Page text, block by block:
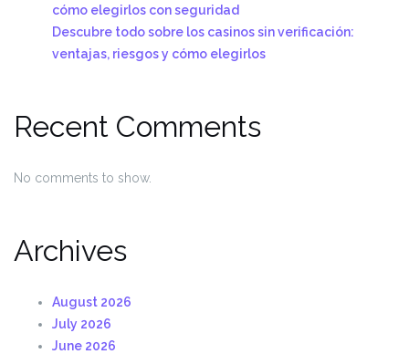
cómo elegirlos con seguridad
Descubre todo sobre los casinos sin verificación:
ventajas, riesgos y cómo elegirlos
Recent Comments
No comments to show.
Archives
August 2026
July 2026
June 2026